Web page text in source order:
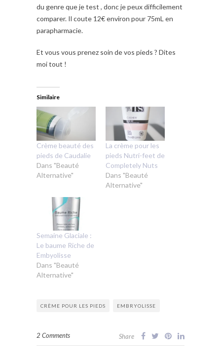
du genre que je test , donc je peux difficilement
comparer. Il coute 12€ environ pour 75mL en
parapharmacie.
Et vous vous prenez soin de vos pieds ? Dites
moi tout !
Similaire
Crème beauté des
pieds de Caudalie
Dans "Beauté
Alternative"
La crème pour les
pieds Nutri-feet de
Completely Nuts
Dans "Beauté
Alternative"
Semaine Glaciale :
Le baume Riche de
Embyolisse
Dans "Beauté
Alternative"
CRÈME POUR LES PIEDS EMBRYOLISSE
2 Comments Share